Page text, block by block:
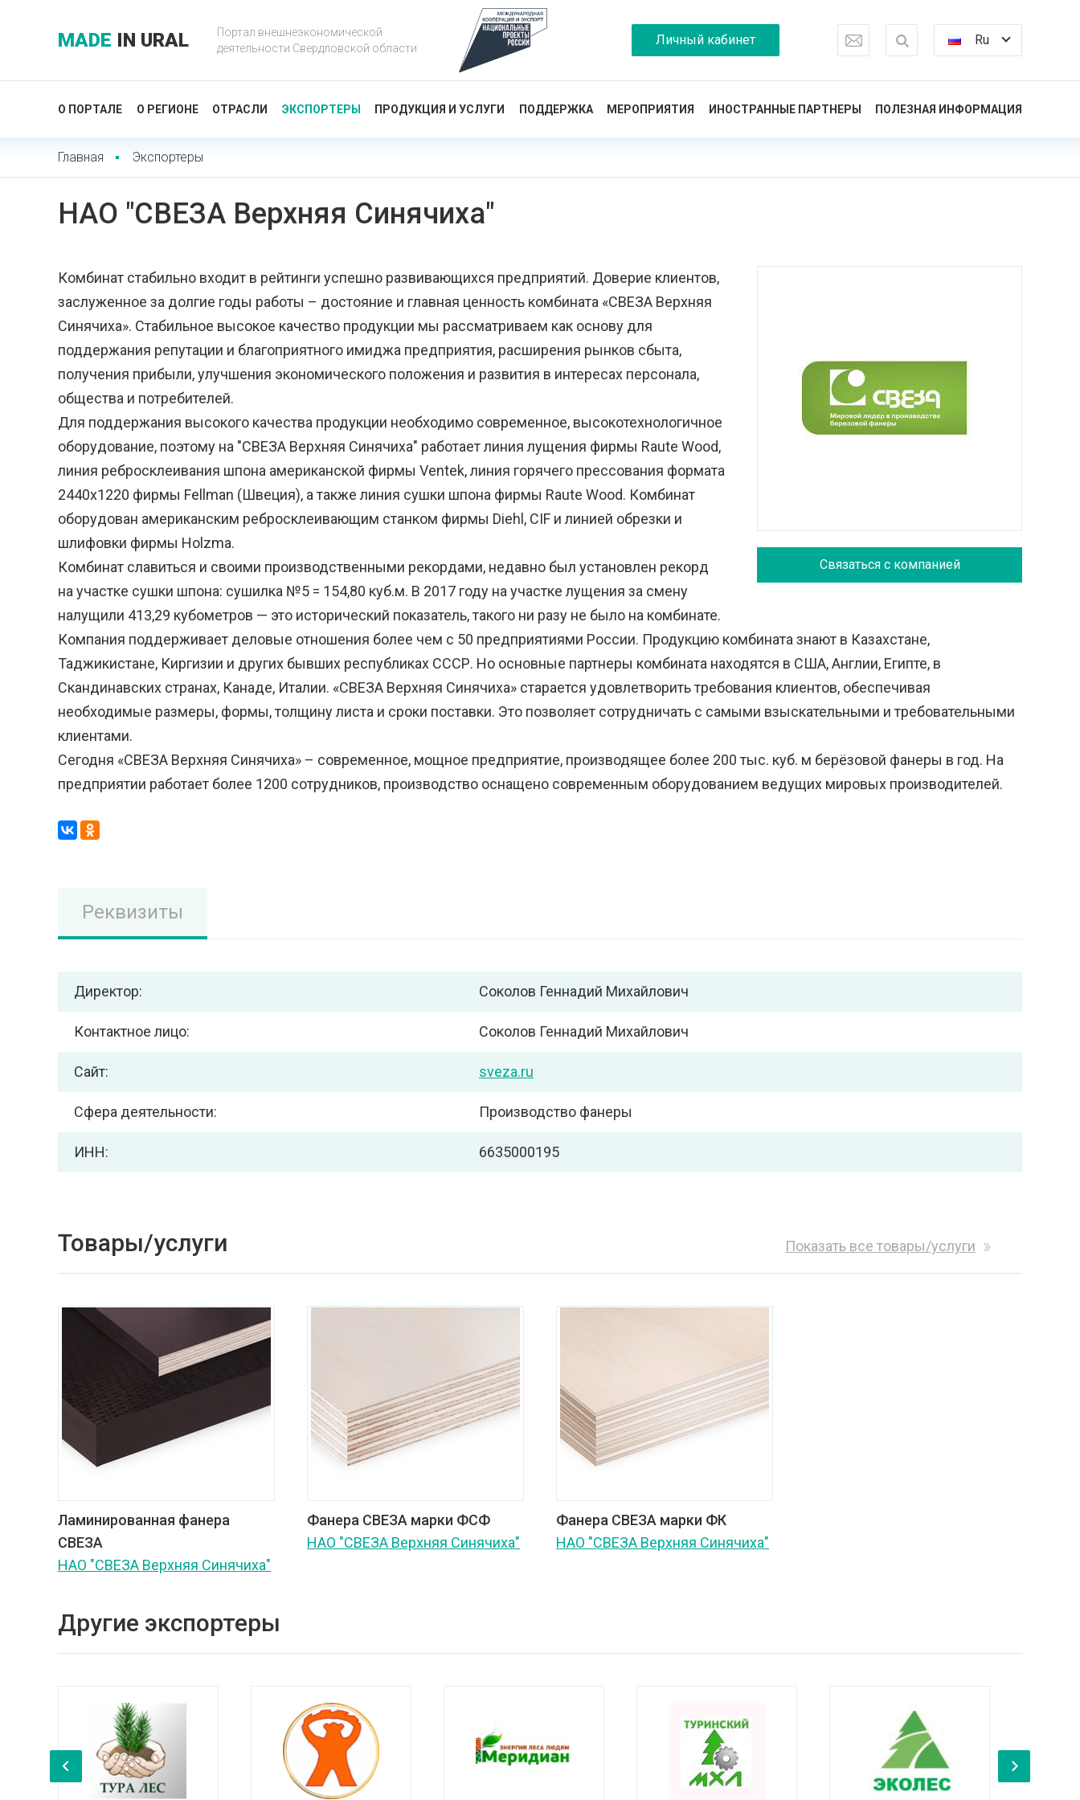
MADE IN URAL
Портал внешнеэкономической
деятельности Свердловской области
Личный кабинет Ru
О ПОРТАЛЕ О РЕГИОНЕ ОТРАСЛИ ЭКСПОРТЕРЫ ПРОДУКЦИЯ И УСЛУГИ ПОДДЕРЖКА МЕРОПРИЯТИЯ ИНОСТРАННЫЕ ПАРТНЕРЫ ПОЛЕЗНАЯ ИНФОРМАЦИЯ
Главная Экспортеры
НАО "СВЕЗА Верхняя Синячиха"
Связаться с компанией
Комбинат стабильно входит в рейтинги успешно развивающихся предприятий. Доверие клиентов,
заслуженное за долгие годы работы – достояние и главная ценность комбината «СВЕЗА Верхняя
Синячиха». Стабильное высокое качество продукции мы рассматриваем как основу для
поддержания репутации и благоприятного имиджа предприятия, расширения рынков сбыта,
получения прибыли, улучшения экономического положения и развития в интересах персонала,
общества и потребителей.
Для поддержания высокого качества продукции необходимо современное, высокотехнологичное
оборудование, поэтому на "СВЕЗА Верхняя Синячиха" работает линия лущения фирмы Raute Wood,
линия ребросклеивания шпона американской фирмы Ventek, линия горячего прессования формата
2440х1220 фирмы Fellman (Швеция), а также линия сушки шпона фирмы Raute Wood. Комбинат
оборудован американским ребросклеивающим станком фирмы Diehl, CIF и линией обрезки и
шлифовки фирмы Holzma.
Комбинат славиться и своими производственными рекордами, ​недавно был установлен рекорд
на участке сушки шпона: сушилка №5 = 154,80 куб.м. В 2017 году на участке лущения за смену
налущили 413,29 кубометров — это исторический показатель, такого ни разу не было на комбинате.
Компания поддерживает деловые отношения более чем с 50 предприятиями России. Продукцию комбината знают в Казахстане,
Таджикистане, Киргизии и других бывших республиках СССР. Но основные партнеры комбината находятся в США, Англии, Египте, в
Скандинавских странах, Канаде, Италии. «СВЕЗА Верхняя Синячиха» старается удовлетворить требования клиентов, обеспечивая
необходимые размеры, формы, толщину листа и сроки поставки. Это позволяет сотрудничать с самыми взыскательными и требовательными
клиентами.
Сегодня «СВЕЗА Верхняя Синячиха» – современное, мощное предприятие, производящее более 200 тыс. куб. м берёзовой фанеры в год. На
предприятии работает более 1200 сотрудников, производство оснащено современным оборудованием ведущих мировых производителей.
Реквизиты
Директор: Соколов Геннадий Михайлович
Контактное лицо: Соколов Геннадий Михайлович
Сайт: sveza.ru
Сфера деятельности: Производство фанеры
ИНН: 6635000195
Товары/услуги Показать все товары/услуги
Ламинированная фанера
СВЕЗА
НАО "СВЕЗА Верхняя Синячиха"
Фанера СВЕЗА марки ФСФ
НАО "СВЕЗА Верхняя Синячиха"
Фанера СВЕЗА марки ФК
НАО "СВЕЗА Верхняя Синячиха"
Другие экспортеры